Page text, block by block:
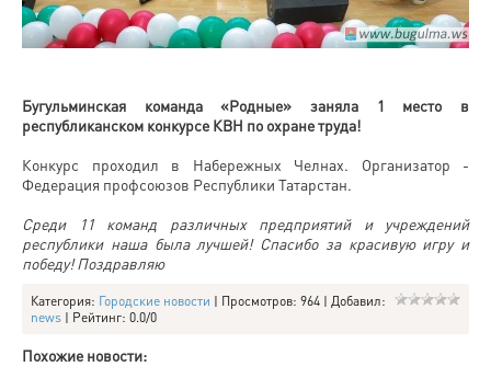
Бугульминская команда «Родные» заняла 1 место в
республиканском конкурсе КВН по охране труда!
Конкурс проходил в Набережных Челнах. Организатор -
Федерация профсоюзов Республики Татарстан.
Среди 11 команд различных предприятий и учреждений
республики наша была лучшей! Спасибо за красивую игру и
победу! Поздравляю
Категория: Городские новости | Просмотров: 964 | Добавил:
news | Рейтинг: 0.0/0
Похожие новости: